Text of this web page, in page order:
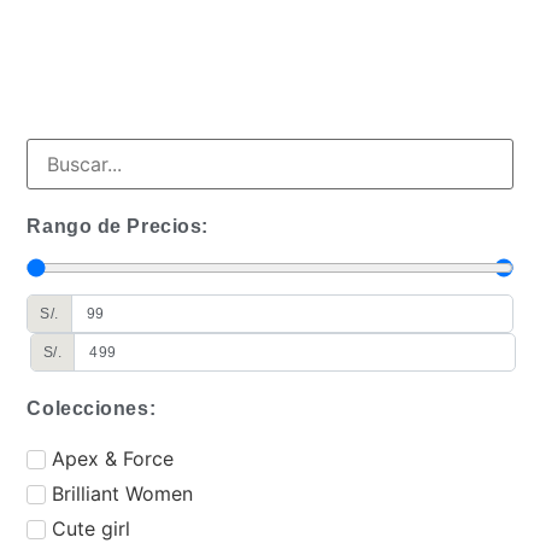
Rango de Precios:
S/.
S/.
Colecciones:
⁠Apex & Force
Brilliant Women
Cute girl